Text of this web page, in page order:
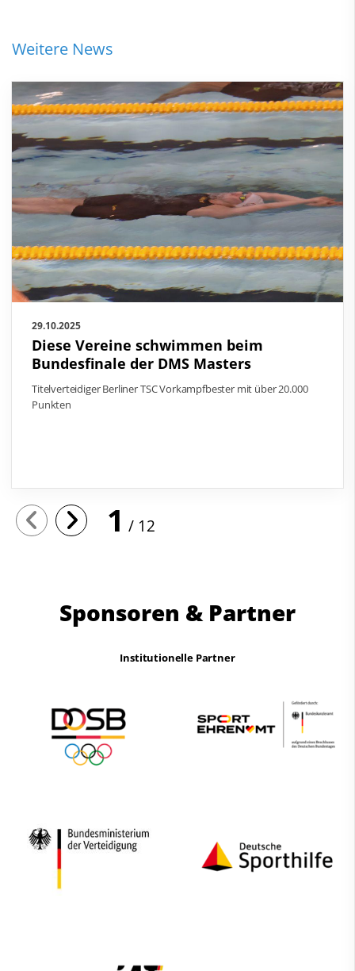
Weitere News
29.10.2025
Diese Vereine schwimmen beim
Bundesfinale der DMS Masters
Titelverteidiger Berliner TSC Vorkampfbester mit über 20.000
Punkten
1 12
Sponsoren & Partner
Institutionelle Partner